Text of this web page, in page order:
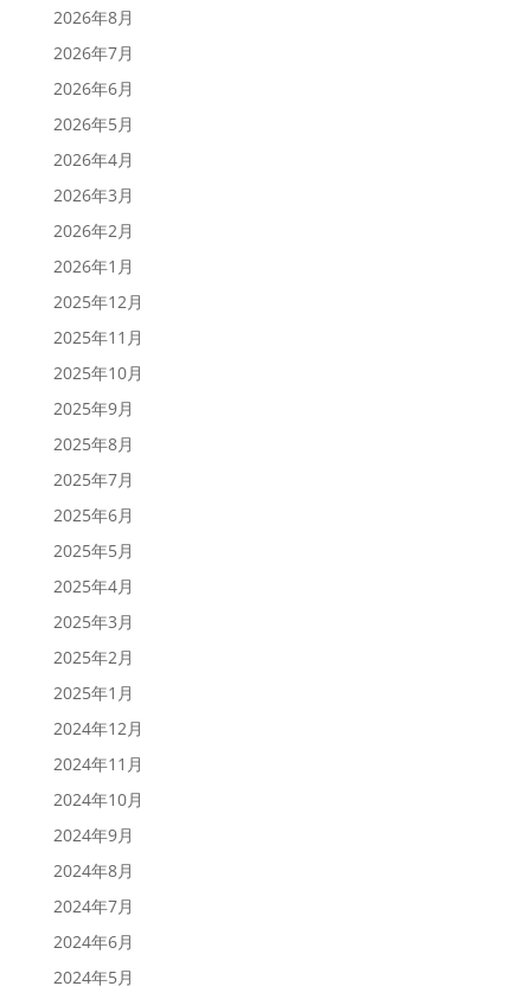
2026年8月
2026年7月
2026年6月
2026年5月
2026年4月
2026年3月
2026年2月
2026年1月
2025年12月
2025年11月
2025年10月
2025年9月
2025年8月
2025年7月
2025年6月
2025年5月
2025年4月
2025年3月
2025年2月
2025年1月
2024年12月
2024年11月
2024年10月
2024年9月
2024年8月
2024年7月
2024年6月
2024年5月